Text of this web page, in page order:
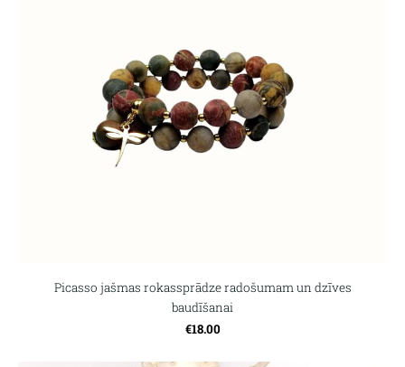
Picasso jašmas rokassprādze radošumam un dzīves
baudīšanai
€18.00